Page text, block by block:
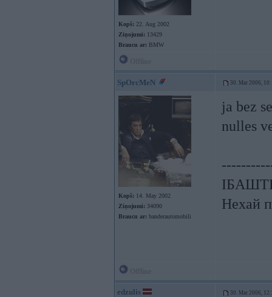
Kopš: 22. Aug 2002
Ziņojumi: 13429
Braucu ar: BMW
SpOrcMeN 30. Mar 2006,
Kopš: 14. May 2002
Ziņojumi: 34090
Braucu ar: banderautomobili
ja bez
nulles
Нехай
edzulis 30. Mar 2006,